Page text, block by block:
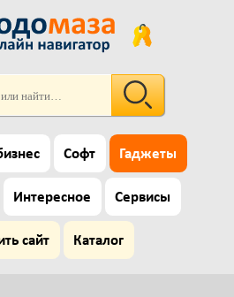
Софт Гаджеты
Интересное Сервисы
сайт Каталог